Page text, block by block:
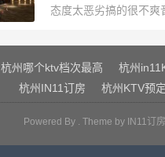
态度太恶劣搞的很不爽
哪里的音响还蛮好的。
非常非常划算，团购促
杭州哪个ktv档次最高
杭州
杭州IN11订房
杭州KTV预定
Powered By . Theme by IN11订